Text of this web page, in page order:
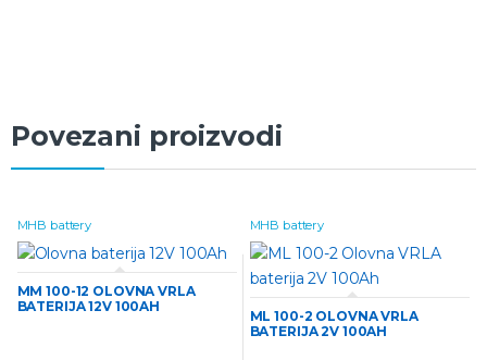
Povezani proizvodi
MHB battery
MM 100-12 OLOVNA VRLA
BATERIJA 12V 100AH
MHB battery
ML 100-2 OLOVNA VRLA
BATERIJA 2V 100AH